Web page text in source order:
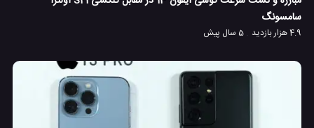
سامسونگ
4.9 هزار بازدید 5 سال پیش